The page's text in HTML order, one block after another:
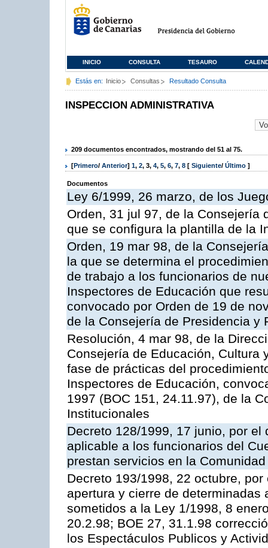
INICIO CONSULTA TESAURO
Estás en: Inicio Consultas Resultado Consulta
INSPECCION ADMINISTRATIVA
209 documentos encontrados, mostrando del 51 al 75.
[Primero/ Anterior] 1, 2, 3, 4, 5, 6, 7, 8 [ Siguiente/ Último ]
Documentos
Ley 6/1999, 26 marzo, de los
Orden, 31 jul 97, de la Consejería
que se configura la plantilla de la
Orden, 19 mar 98, de la
la que se determina el
de trabajo a los funcionarios de
Inspectores de Educación que
convocado por Orden de 19 de
de la Consejería de Presidencia y
Resolución, 4 mar 98, de la
Consejería de Educación, Cultura
fase de prácticas del
Inspectores de Educación,
1997 (BOC 151, 24.11.97), de la
Institucionales
Decreto 128/1999, 17 junio, por
aplicable a los funcionarios del
prestan servicios en la
Decreto 193/1998, 22 octubre,
apertura y cierre de
sometidos a la Ley 1/1998, 8
20.2.98; BOE 27, 31.1.98
los Espectáculos Publicos y